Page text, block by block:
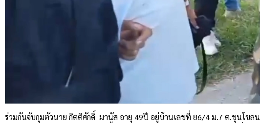
ร่วมกันจับกุมตัวนาย กิตติศักดิ์ มานัส อายุ 49ปี อยู่บ้านเลขที่ 86/4ม.7 ต.ขุนโขลน